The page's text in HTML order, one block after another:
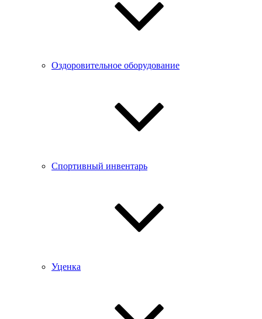
Оздоровительное оборудование
Спортивный инвентарь
Уценка